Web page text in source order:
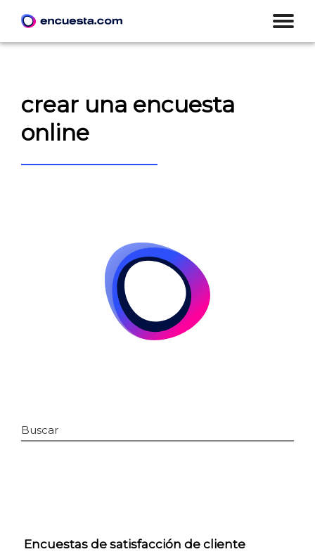
crear una encuesta
online
Buscar
Encuestas de satisfacción de cliente